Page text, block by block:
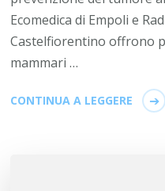
Ecomedica di Empoli e
Castelfiorentino offrono
mammari …
CONTINUA A LEGGERE